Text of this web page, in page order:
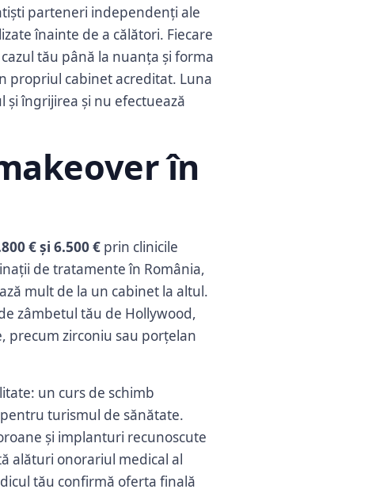
parteneri independenți ale
înainte de a călători. Fiecare
tău până la nuanța și forma
propriul cabinet acreditat. Luna
îngrijirea și nu efectuează
în
€ și 6.500 € prin clinicile
de tratamente în România,
mult de la un cabinet la altul.
zâmbetul tău de Hollywood,
precum zirconiu sau porțelan
un curs de schimb
turismul de sănătate.
și implanturi recunoscute
alături onorariul medical al
tău confirmă oferta finală